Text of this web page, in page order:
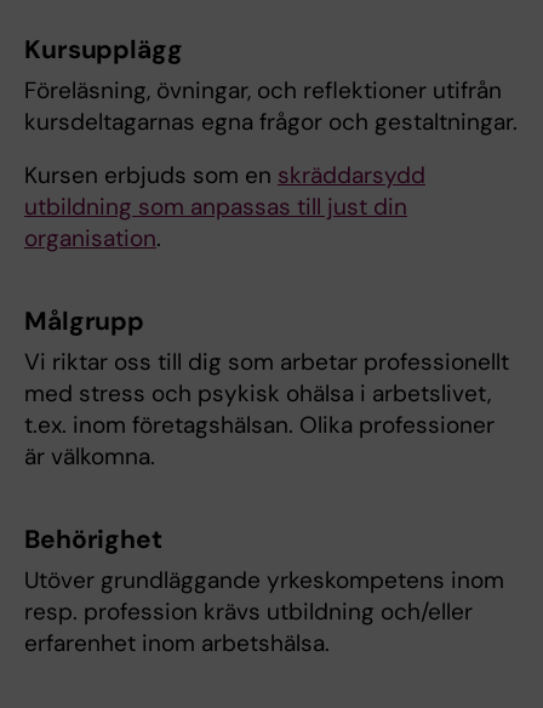
Kursupplägg
Föreläsning, övningar, och reflektioner utifrån
kursdeltagarnas egna frågor och gestaltningar.
Kursen erbjuds som en skräddarsydd
utbildning som anpassas till just din
organisation.
Målgrupp
Vi riktar oss till dig som arbetar professionellt
med stress och psykisk ohälsa i arbetslivet,
t.ex. inom företagshälsan. Olika professioner
är välkomna.
Behörighet
Utöver grundläggande yrkeskompetens inom
resp. profession krävs utbildning och/eller
erfarenhet inom arbetshälsa.